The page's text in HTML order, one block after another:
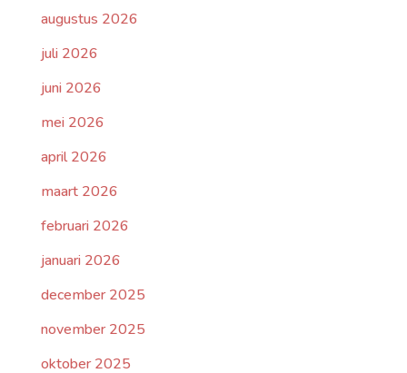
augustus 2026
juli 2026
juni 2026
mei 2026
april 2026
maart 2026
februari 2026
januari 2026
december 2025
november 2025
oktober 2025